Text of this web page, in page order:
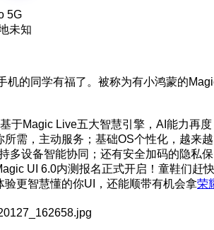
5G
未知
机的同学有福了。被称为有小鸿蒙的
于Magic Live五大智慧引擎，AI能力再度
所需，主动服务；基础OS个性化，越来越
多设备智能协同；还有安全加码的隐私保
UI 6.0内测报名正式开启！童鞋们赶快
验更智慧懂的你UI，还能顺带有机会拿荣